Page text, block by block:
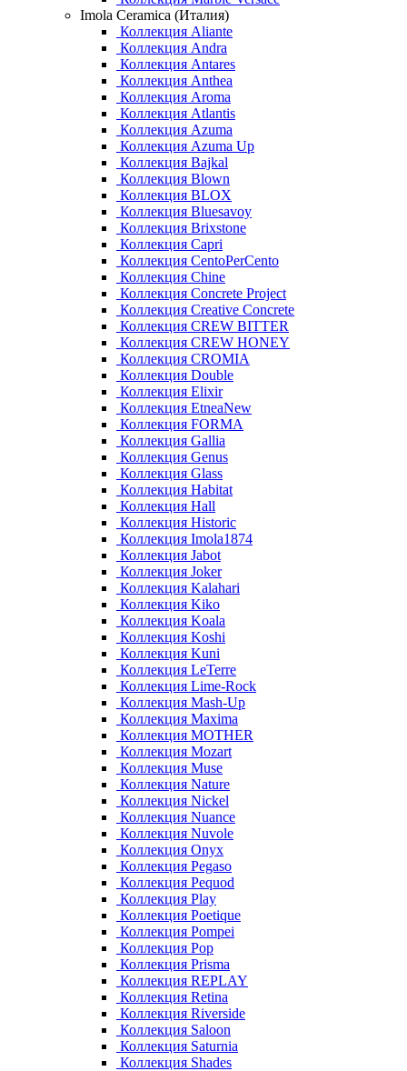
Imola Ceramica (Италия)
Коллекция Aliante
Коллекция Andra
Коллекция Antares
Коллекция Anthea
Коллекция Aroma
Коллекция Atlantis
Коллекция Azuma
Коллекция Azuma Up
Коллекция Bajkal
Коллекция Blown
Коллекция BLOX
Коллекция Bluesavoy
Коллекция Brixstone
Коллекция Capri
Коллекция CentoPerCento
Коллекция Chine
Коллекция Concrete Project
Коллекция Creative Concrete
Коллекция CREW BITTER
Коллекция CREW HONEY
Коллекция CROMIA
Коллекция Double
Коллекция Elixir
Коллекция EtneaNew
Коллекция FORMA
Коллекция Gallia
Коллекция Genus
Коллекция Glass
Коллекция Habitat
Коллекция Hall
Коллекция Historic
Коллекция Imola1874
Коллекция Jabot
Коллекция Joker
Коллекция Kalahari
Коллекция Kiko
Коллекция Koala
Коллекция Koshi
Коллекция Kuni
Коллекция LeTerre
Коллекция Lime-Rock
Коллекция Mash-Up
Коллекция Maxima
Коллекция MOTHER
Коллекция Mozart
Коллекция Muse
Коллекция Nature
Коллекция Nickel
Коллекция Nuance
Коллекция Nuvole
Коллекция Onyx
Коллекция Pegaso
Коллекция Pequod
Коллекция Play
Коллекция Poetique
Коллекция Pompei
Коллекция Pop
Коллекция Prisma
Коллекция REPLAY
Коллекция Retina
Коллекция Riverside
Коллекция Saloon
Коллекция Saturnia
Коллекция Shades